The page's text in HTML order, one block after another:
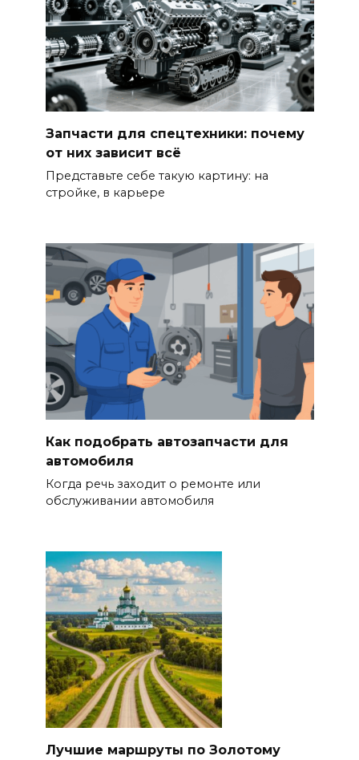
Запчасти для спецтехники: почему
от них зависит всё
Представьте себе такую картину: на
стройке, в карьере
Как подобрать автозапчасти для
автомобиля
Когда речь заходит о ремонте или
обслуживании автомобиля
Лучшие маршруты по Золотому